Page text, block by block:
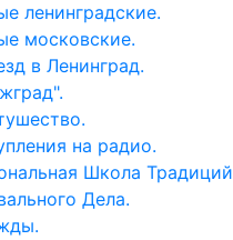
ленинградские.
московские.
в Ленинград.
на радио.
Школа Традиций
Дела.